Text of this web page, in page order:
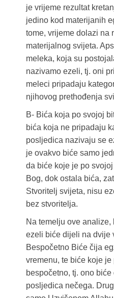
je vrijeme rezultat
jedino kod materijanih
tome, vrijeme dolazi na
materijalnog svijeta.
meleka, koja su
nazivamo ezeli, tj. oni
meleci pripadaju
njihovog prethođenja
B- Bića koja po svojoj
bića koja ne pripadaju
posljedica nazivaju se
je ovakvo biće samo
da biće koje je po
Bog, dok ostala bića,
Stvoritelj svijeta, nisu
bez stvoritelja.
Na temelju ove analize,
ezeli biće dijeli na dvije
Bespočetno Biće čija
vremenu, te biće koje
bespočetno, tj. ono
posljedica nečega.